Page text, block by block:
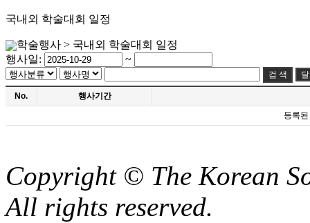
국내외 학술대회 일정
학술행사 > 국내외 학술대회 일정
행사일:
~
No.
행사기간
등록
Copyright © The Korean
All rights reserved.